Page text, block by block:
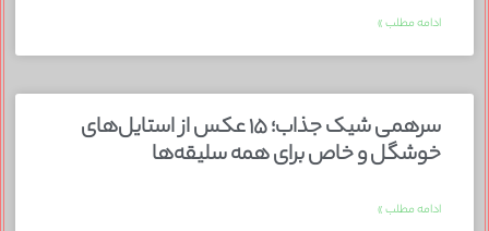
ادامه مطلب »
سرهمی شیک جذاب؛ ۱۵ عکس از استایل‌های
خوشگل و خاص برای همه سلیقه‌ها
ادامه مطلب »